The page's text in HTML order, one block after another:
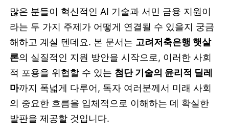
많은 분들이 혁신적인 AI 기술과 서민 금융 지원이
라는 두 가지 주제가 어떻게 연결될 수 있을지 궁금
해하고 계실 텐데요. 본 문서는 고려저축은행 햇살
론의 실질적인 지원 방안을 시작으로, 이러한 사회
적 포용을 위협할 수 있는 첨단 기술의 윤리적 딜레
마까지 폭넓게 다루어, 독자 여러분께서 미래 사회
의 중요한 흐름을 입체적으로 이해하는 데 확실한
발판을 제공할 것입니다.